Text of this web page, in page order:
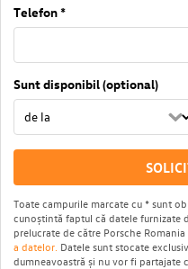
Telefon *
Sunt disponibil (optional)
Toate campurile marcate cu * sunt
cunoștintă faptul că datele furnizate
prelucrate de către Porsche
a datelor. Datele sunt stocate
dumneavoastră și nu vor fi partajate